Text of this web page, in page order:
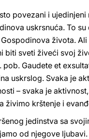
povezani i
uskrsnuća. To
života.
sveti živeći svoj
Gaudete et
uskrslog. Svaka je
– svaka je
živimo krštenje i
jedinstva sa
od njegove